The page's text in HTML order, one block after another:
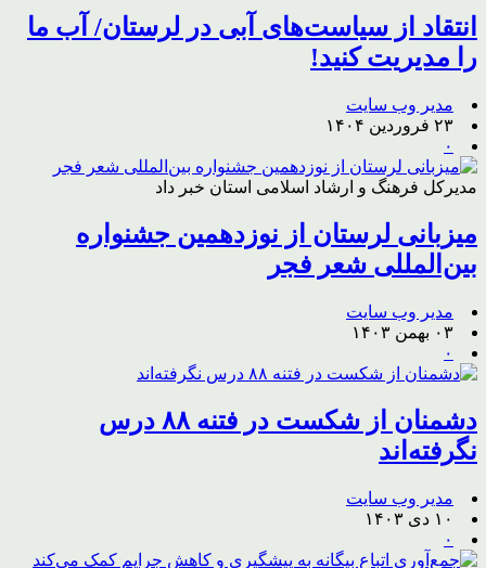
انتقاد از سیاست‌های آبی در لرستان/ آب ما
را مدیریت کنید!
مدیر وب سایت
۲۳ فروردین ۱۴۰۴
۰
مدیرکل فرهنگ و ارشاد اسلامی استان خبر داد
میزبانی لرستان از نوزدهمین جشنواره
بین‌المللی شعر فجر
مدیر وب سایت
۰۳ بهمن ۱۴۰۳
۰
دشمنان از شکست در فتنه ۸۸ درس
نگرفته‌اند
مدیر وب سایت
۱۰ دی ۱۴۰۳
۰